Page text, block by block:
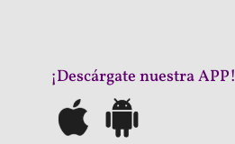
¡Descárgate nuestra APP!